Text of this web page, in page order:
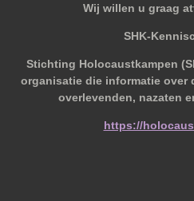
Wij willen u graag
SHK-
Stichting Holocaustkampen
organisatie die informatie over
overlevenden, nazaten
https://